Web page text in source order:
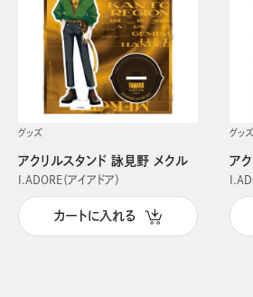
グッズ
アクリルスタンド 詠見野 メクル
I.ADORE（アイアドア）
カートに入れる
グッズ
ア